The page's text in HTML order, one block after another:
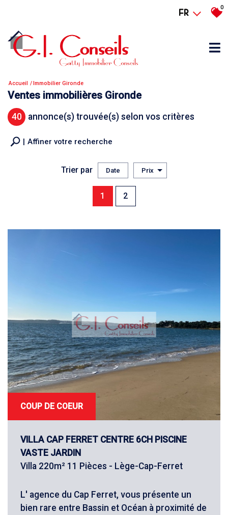
FR
0
Accueil Immobilier Gironde
Ventes immobilières Gironde
40 annonce(s) trouvée(s) selon vos critères
Affiner votre recherche
5KM 10KM 25KM
Piscine Parking Terrasse
RECHERCHE
+ de critères
Trier par Date Prix
1 2
COUP DE COEUR
VILLA CAP FERRET CENTRE 6CH PISCINE
VASTE JARDIN
Villa 220m² 11 Pièces - Lège-Cap-Ferret
L' agence du Cap Ferret, vous présente un
bien rare entre Bassin et Océan à proximité de